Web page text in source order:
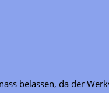
belassen, da der